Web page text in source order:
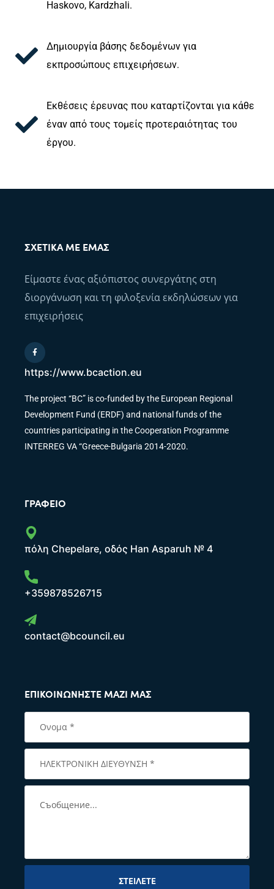
Haskovo, Kardzhali.
Δημιουργία βάσης δεδομένων για
εκπροσώπους επιχειρήσεων.
Εκθέσεις έρευνας που καταρτίζονται για κάθε
έναν από τους τομείς προτεραιότητας του
έργου.
ΣΧΕΤΙΚΆ ΜΕ ΕΜΆΣ
Είμαστε ένας αξιόπιστος συνεργάτης στη
διοργάνωση και τη φιλοξενία εκδηλώσεων για
επιχειρήσεις
https://www.bcaction.eu
The project “BC” is co-funded by the European Regional
Development Fund (ERDF) and national funds of the
countries participating in the Cooperation Programme
INTERREG VA “Greece-Bulgaria 2014-2020.
ΓΡΑΦΕΊΟ
πόλη Chepelare, οδός Han Asparuh № 4
+359878526715
contact@bcouncil.eu
ΕΠΙΚΟΙΝΩΝΉΣΤΕ ΜΑΖΊ ΜΑΣ
ΣΤΕΊΛΕΤΕ